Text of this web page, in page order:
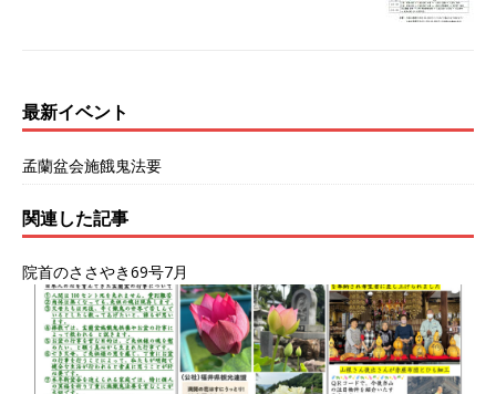
最新イベント
孟蘭盆会施餓鬼法要
関連した記事
院首のささやき69号7月